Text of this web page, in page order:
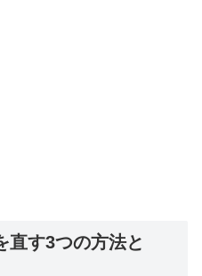
直す3つの方法と